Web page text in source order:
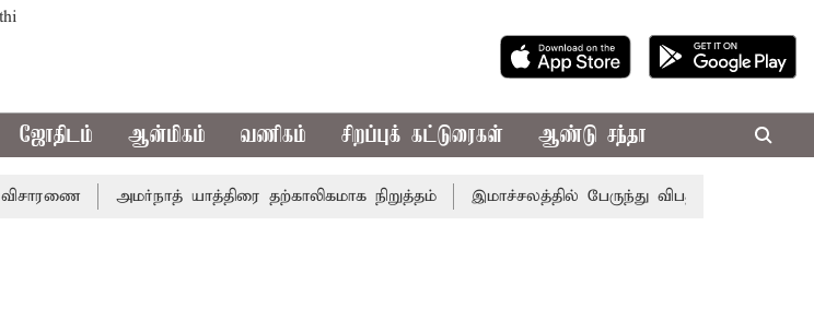
ஜோதிடம் ஆன்மிகம் வணிகம் சிறப்புக் கட்டுரைகள் ஆண்டு சந்தா
அமர்நாத் யாத்திரை தற்காலிகமாக நிறுத்தம் இமாச்சலத்தில் பேருந்து விபத்து; 7 பேர் பலி -